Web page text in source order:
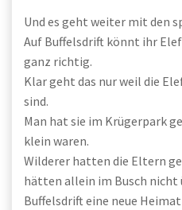
Und es geht weiter mit den
Auf Buffelsdrift könnt ihr
ganz richtig.
Klar geht das nur weil die
sind.
Man hat sie im Krügerpark
klein waren.
Wilderer hatten die Eltern
hätten allein im Busch
Buffelsdrift eine neue